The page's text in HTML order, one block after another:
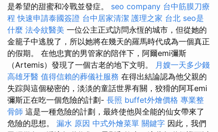
是希望的甜蜜和冷戰並發症。 seo company 台中筋膜刀療
程快速申請泰國簽證 台中居家清潔 護理之家 台北 seo是
什麼 法令紋醫美 一位公主正式訪問永恆的城市，但從她的
金籠子中逃脫了，所以她將在幾天的羅馬時代成為一個真正
的假期。 在他忠實的男管家的陪伴下，阿爾emi彌斯
（Artemis）發現了一個古老的地下文明。
月嫂一天多少錢
高雄牙醫 值得信賴的葬儀社服務 在得出結論認為他父親的
失踪與這個秘密的，淡淡的童話世界有關，狡猾的阿耳emi
彌斯正在吃一個危險的計劃- 長照 buffet外燴價格 專業整
骨師 這是一種危險的計劃，最終使他與全能的仙女帶來了
危險的思想。 漏水 原因 中式外燴菜單 關鍵字 因此，我們